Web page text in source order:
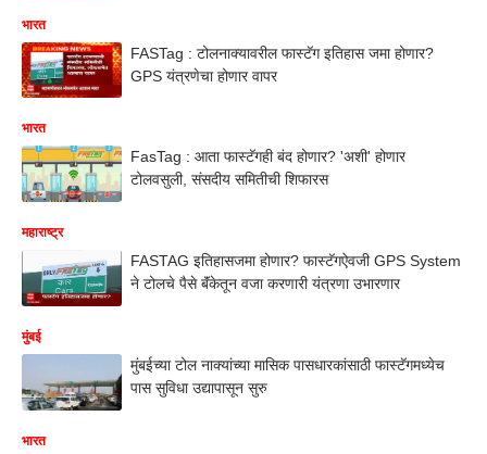
भारत
FASTag : टोलनाक्यावरील फास्टॅग इतिहास जमा होणार?
GPS यंत्रणेचा होणार वापर
भारत
FasTag : आता फास्टॅगही बंद होणार? 'अशी' होणार
टोलवसुली, संसदीय समितीची शिफारस
महाराष्ट्र
FASTAG इतिहासजमा होणार? फास्टॅगऐवजी GPS System
ने टोलचे पैसे बॅंकेतून वजा करणारी यंत्रणा उभारणार
मुंबई
मुंबईच्या टोल नाक्यांच्या मासिक पासधारकांसाठी फास्टॅगमध्येच
पास सुविधा उद्यापासून सुरु
भारत